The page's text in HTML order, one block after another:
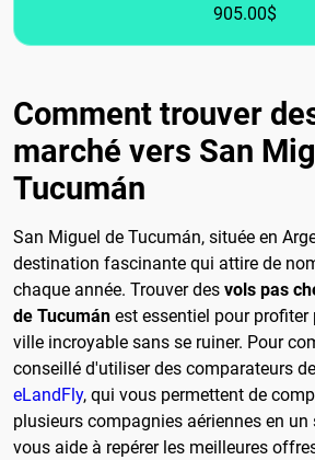
905.00$
Comment trouver
marché vers San
Tucumán
San Miguel de Tucumán, située en
destination fascinante qui attire de
chaque année. Trouver des vols pas
de Tucumán est essentiel pour profiter
ville incroyable sans se ruiner. Pour
conseillé d'utiliser des comparateurs
eLandFly, qui vous permettent de
plusieurs compagnies aériennes en un
vous aide à repérer les meilleures